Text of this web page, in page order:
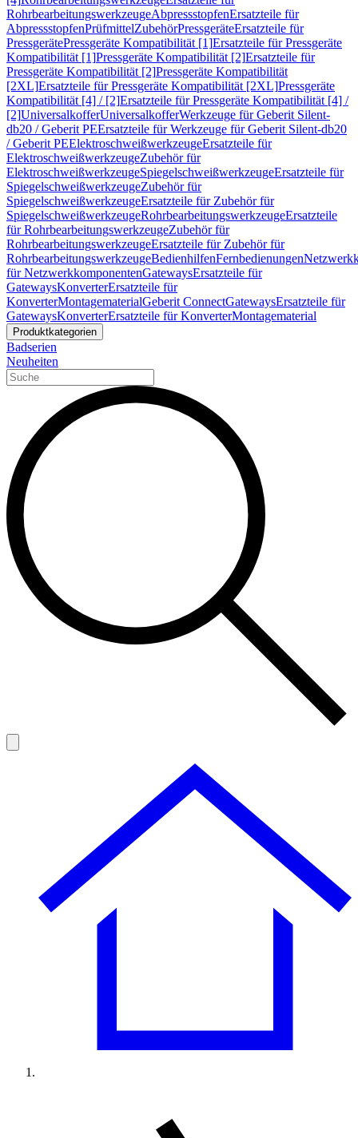
RohrbearbeitungswerkzeugeAbpressstopfenErsatzteile für
AbpressstopfenPrüfmittelZubehörPressgeräteErsatzteile für
PressgerätePressgeräte Kompatibilität [1]Ersatzteile für Pressgeräte
Kompatibilität [1]Pressgeräte Kompatibilität [2]Ersatzteile für
Pressgeräte Kompatibilität [2]Pressgeräte Kompatibilität
[2XL]Ersatzteile für Pressgeräte Kompatibilität [2XL]Pressgeräte
Kompatibilität [4] / [2]Ersatzteile für Pressgeräte Kompatibilität [4] /
[2]UniversalkofferUniversalkofferWerkzeuge für Geberit Silent-
db20 / Geberit PEErsatzteile für Werkzeuge für Geberit Silent-db20
/ Geberit PEElektroschweißwerkzeugeErsatzteile für
ElektroschweißwerkzeugeZubehör für
ElektroschweißwerkzeugeSpiegelschweißwerkzeugeErsatzteile für
SpiegelschweißwerkzeugeZubehör für
SpiegelschweißwerkzeugeErsatzteile für Zubehör für
SpiegelschweißwerkzeugeRohrbearbeitungswerkzeugeErsatzteile
für RohrbearbeitungswerkzeugeZubehör für
RohrbearbeitungswerkzeugeErsatzteile für Zubehör für
RohrbearbeitungswerkzeugeBedienhilfenFernbedienungen
für NetzwerkkomponentenGatewaysErsatzteile für
GatewaysKonverterErsatzteile für
KonverterMontagematerialGeberit ConnectGatewaysErsatzteile für
GatewaysKonverterErsatzteile für KonverterMontagematerial
Produktkategorien
Badserien
Neuheiten